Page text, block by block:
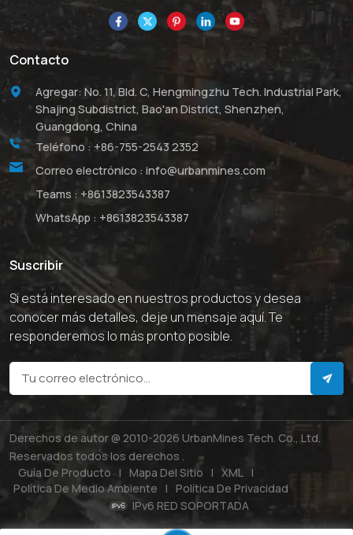
Contacto
Agregar: No. 11, Bld. C, Hengmingzhu Tech. Industrial Park,
Shajing Subdistrict, Bao'an District, Shenzhen,
Guangdong, China
Teléfono : +86-755-2543 2352
Correo electrónico : info@urbanmines.com
Teams : +8613823543387
WhatsApp : +8613823543387
Suscribir
Si está interesado en nuestros productos y desea
conocer más detalles, deje un mensaje aquí. Te
responderemos lo más pronto posible.
Derechos de autor @ 2010-2026 UrbanMines Tech. Co., Ltd.
Reservados todos los derechos .
Guía De Producto | Mapa Del Sitio | XML
|
Política De Medio Ambiente |
Política De Privacidad
IPv6 RED SOPORTADA